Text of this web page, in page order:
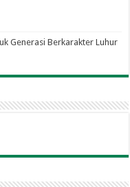
Generasi Berkarakter Luhur